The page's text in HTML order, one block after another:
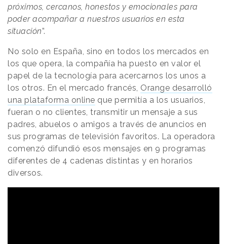
próximos, cercanos, honestos y emocionales para
poder acompañar a nuestros usuarios en esta
situación”.
No solo en España, sino en todos los mercados en
los que opera, la compañía ha puesto en valor el
papel de la tecnología para acercarnos los unos a
los otros. En el mercado francés, Orange desarrolló
una plataforma online que permitía a los usuarios,
fueran o no clientes, transmitir un mensaje a sus
padres, abuelos o amigos a través de anuncios en
sus programas de televisión favoritos. La operadora
comenzó difundió esos mensajes en 9 programas
diferentes de 4 cadenas distintas y en horarios
diversos.